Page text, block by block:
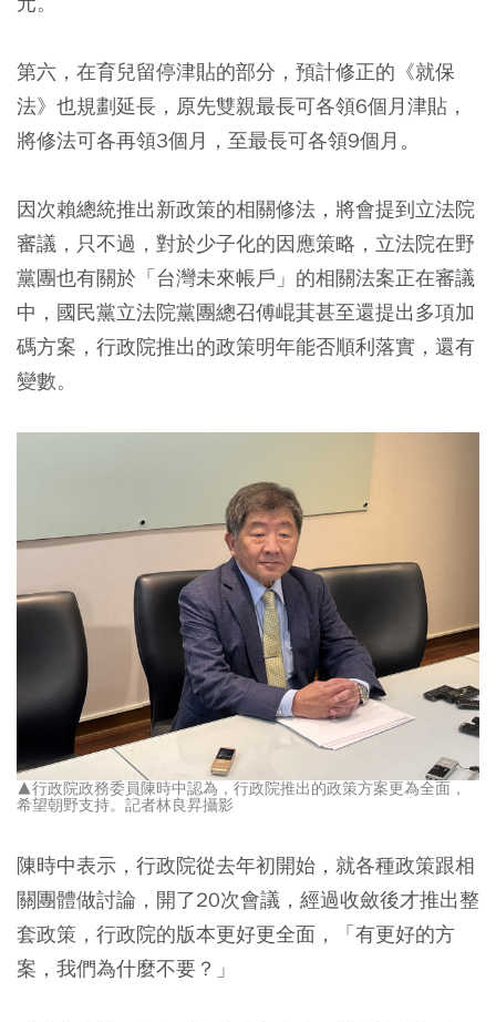
第六，在育兒留停津貼的部分，預計修正的《就保
法》也規劃延長，原先雙親最長可各領6個月津貼，
將修法可各再領3個月，至最長可各領9個月。
因次賴總統推出新政策的相關修法，將會提到立法院
審議，只不過，對於少子化的因應策略，立法院在野
黨團也有關於「台灣未來帳戶」的相關法案正在審議
中，國民黨立法院黨團總召傅崐萁甚至還提出多項加
碼方案，行政院推出的政策明年能否順利落實，還有
變數。
▲行政院政務委員陳時中認為，行政院推出的政策方案更為全面，
希望朝野支持。記者林良昇攝影
陳時中表示，行政院從去年初開始，就各種政策跟相
關團體做討論，開了20次會議，經過收斂後才推出整
套政策，行政院的版本更好更全面，「有更好的方
案，我們為什麼不要？」